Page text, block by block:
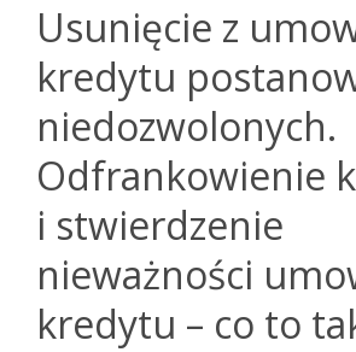
Usunięcie z
kredytu
niedozwolonych.
Odfrankowienie
i stwierdzenie
nieważności
kredytu – co to